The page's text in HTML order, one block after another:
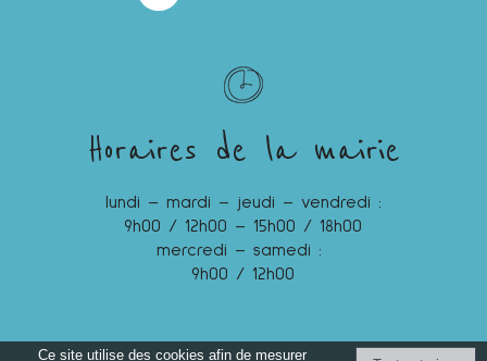
Horaires de la mairie
lundi – mardi – jeudi – vendredi :
9h00 / 12h00 – 15h00 / 18h00
mercredi – samedi :
9h00 / 12h00
Ce site utilise des cookies afin de mesurer